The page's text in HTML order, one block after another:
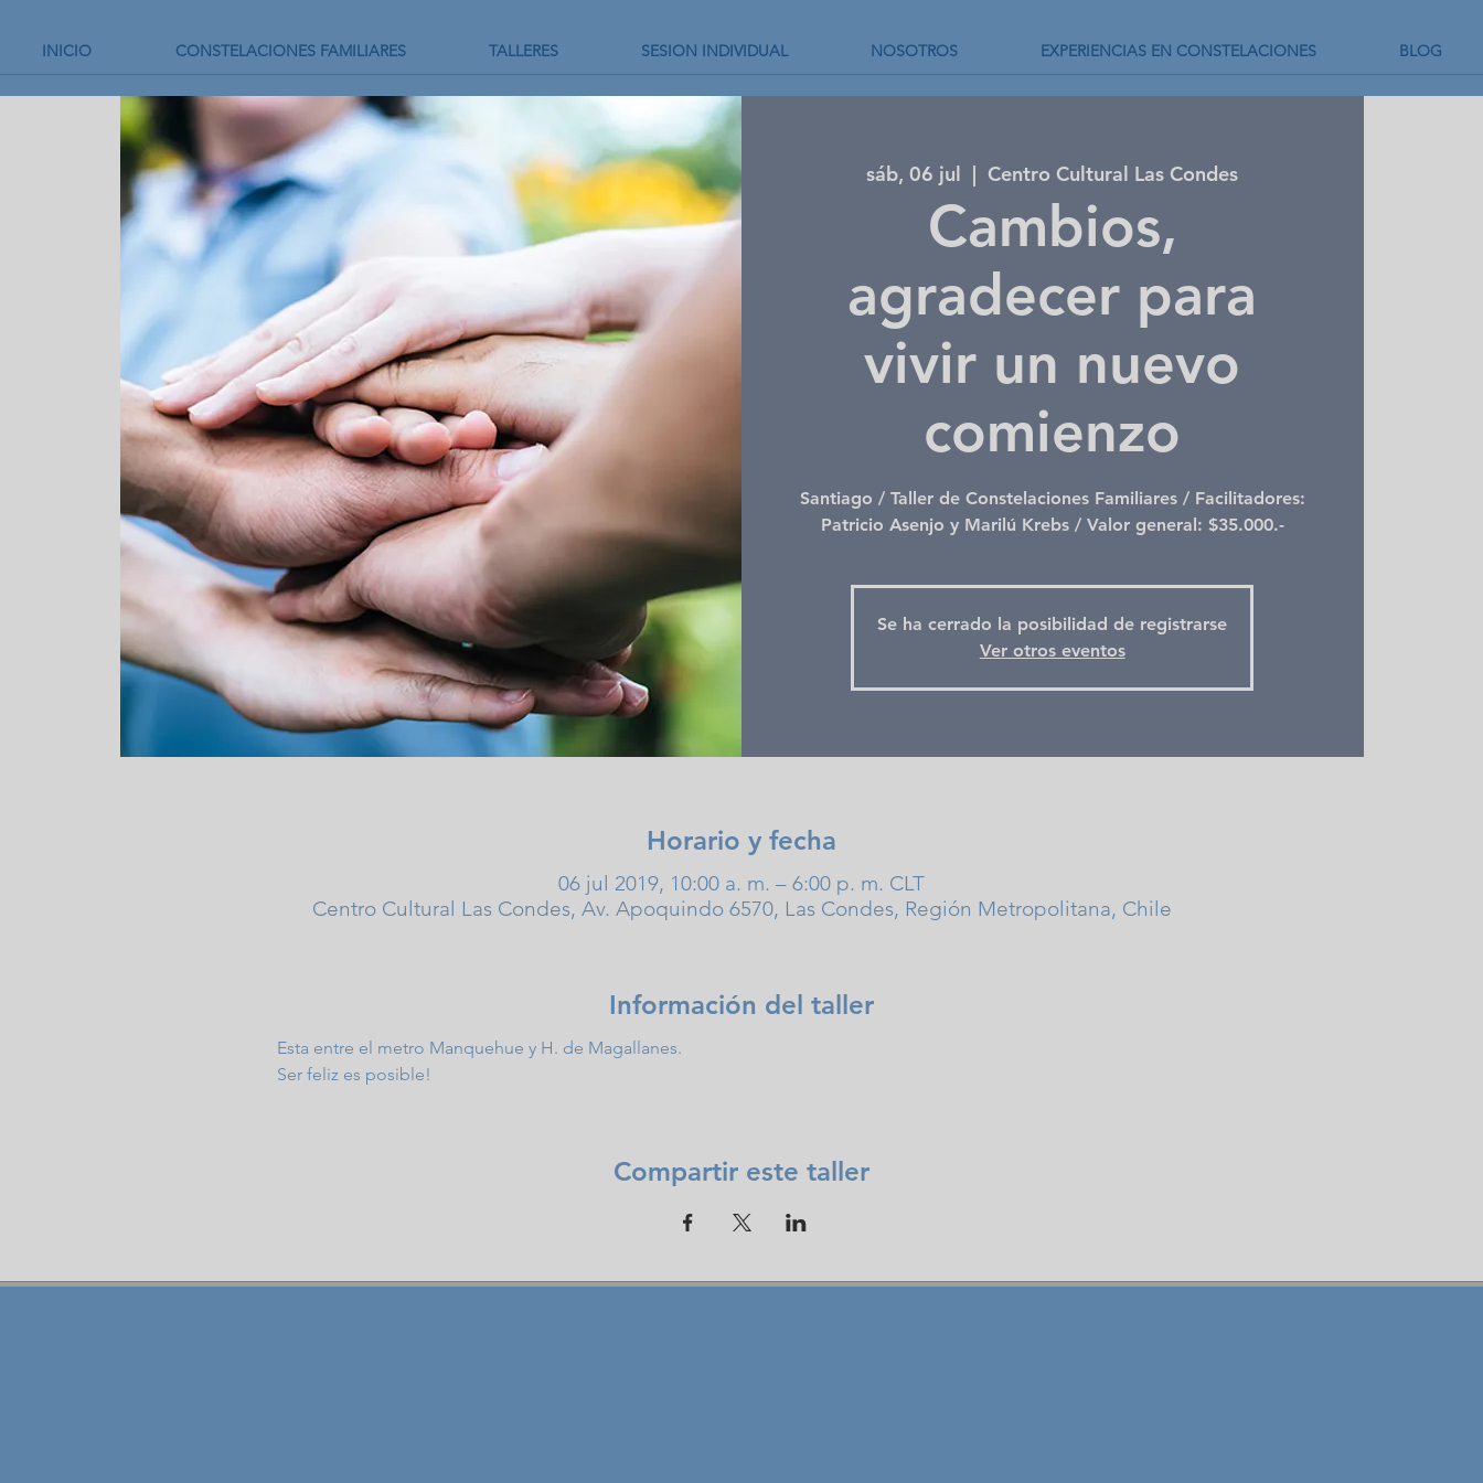
INICIO CONSTELACIONES FAMILIARES TALLERES SESION INDIVIDUAL NOSOTROS EXPERIENCIAS EN CONSTELACIONES BLOG
sáb, 06 jul
  |
Centro Cultural Las Condes
Cambios,
agradecer para
vivir un nuevo
comienzo
Santiago / Taller de Constelaciones Familiares / Facilitadores:
Patricio Asenjo y Marilú Krebs / Valor general: $35.000.-
Se ha cerrado la posibilidad de registrarse
Ver otros eventos
Horario y fecha
06 jul 2019, 10:00 a. m. – 6:00 p. m. CLT
Centro Cultural Las Condes, Av. Apoquindo 6570, Las Condes, Región Metropolitana, Chile
Información del taller
Esta entre el metro Manquehue y H. de Magallanes.
Ser feliz es posible!
Compartir este taller